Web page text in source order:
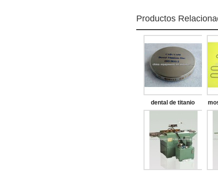
Productos
dental de titanio